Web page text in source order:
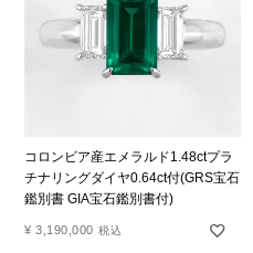
コロンビア産エメラルド1.48ctプラ
チナリングダイヤ0.64ct付(GRS宝石
鑑別書 GIA宝石鑑別書付)
¥ 3,190,000 税込